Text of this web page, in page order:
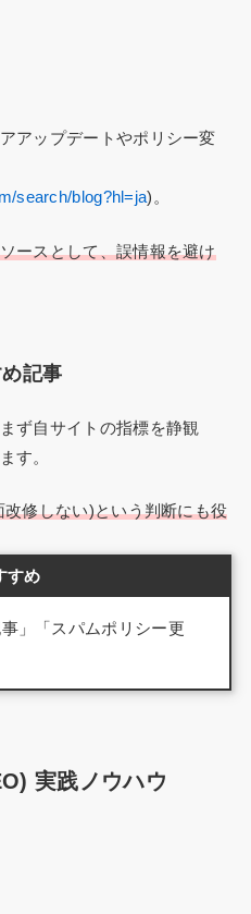
アップデートやポリシー変
search/blog?hl=ja)。
ースとして、誤情報を避け
記事
ず自サイトの指標を静観
す。
修しない)という判断にも役
すめ
」「スパムポリシー更
実践ノウハウ